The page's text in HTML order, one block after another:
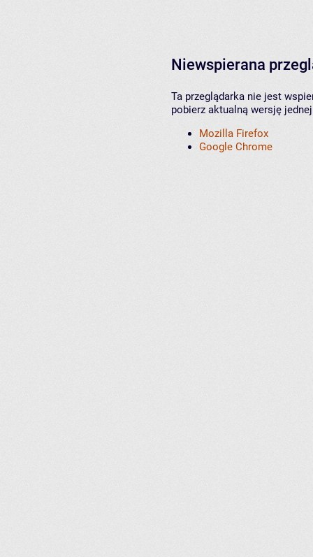
Niewspierana
Ta przeglądarka nie jest
pobierz aktualną wersję
Mozilla Firefox
Google Chrome